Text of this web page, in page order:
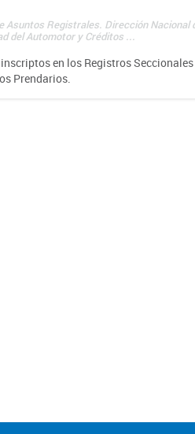
Registrales. Dirección Nacional
del Automotor y Créditos ...
en los Registros Seccionales
Prendarios.